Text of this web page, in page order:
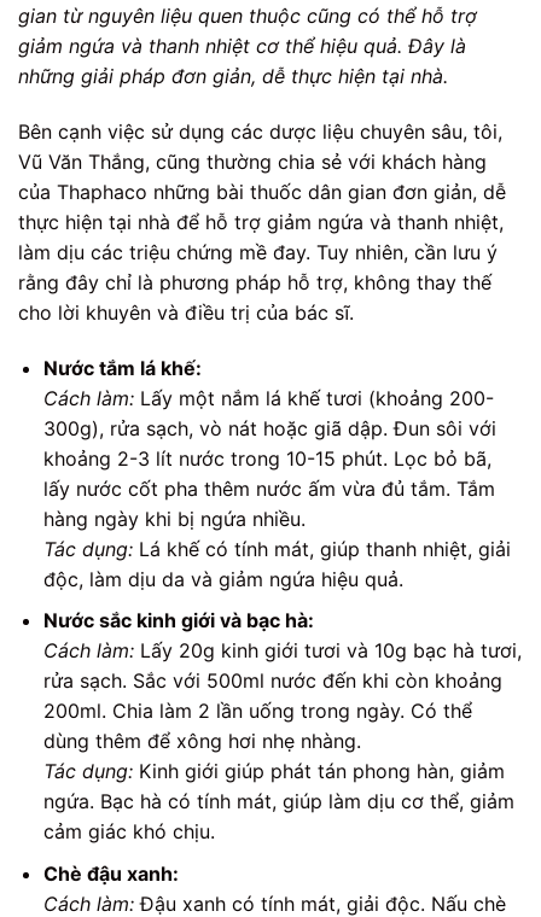
gian từ nguyên liệu quen thuộc cũng có thể hỗ trợ
giảm ngứa và thanh nhiệt cơ thể hiệu quả. Đây là
những giải pháp đơn giản, dễ thực hiện tại nhà.
Bên cạnh việc sử dụng các dược liệu chuyên sâu, tôi,
Vũ Văn Thắng, cũng thường chia sẻ với khách hàng
của Thaphaco những bài thuốc dân gian đơn giản, dễ
thực hiện tại nhà để hỗ trợ giảm ngứa và thanh nhiệt,
làm dịu các triệu chứng mề đay. Tuy nhiên, cần lưu ý
rằng đây chỉ là phương pháp hỗ trợ, không thay thế
cho lời khuyên và điều trị của bác sĩ.
Nước tắm lá khế:
Cách làm:Lấy một nắm lá khế tươi (khoảng 200-
300g), rửa sạch, vò nát hoặc giã dập. Đun sôi với
khoảng 2-3 lít nước trong 10-15 phút. Lọc bỏ bã,
lấy nước cốt pha thêm nước ấm vừa đủ tắm. Tắm
hàng ngày khi bị ngứa nhiều.
Tác dụng:Lá khế có tính mát, giúp thanh nhiệt, giải
độc, làm dịu da và giảm ngứa hiệu quả.
Nước sắc kinh giới và bạc hà:
Cách làm:Lấy 20g kinh giới tươi và 10g bạc hà tươi,
rửa sạch. Sắc với 500ml nước đến khi còn khoảng
200ml. Chia làm 2 lần uống trong ngày. Có thể
dùng thêm để xông hơi nhẹ nhàng.
Tác dụng:Kinh giới giúp phát tán phong hàn, giảm
ngứa. Bạc hà có tính mát, giúp làm dịu cơ thể, giảm
cảm giác khó chịu.
Chè đậu xanh:
Cách làm:Đậu xanh có tính mát, giải độc. Nấu chè